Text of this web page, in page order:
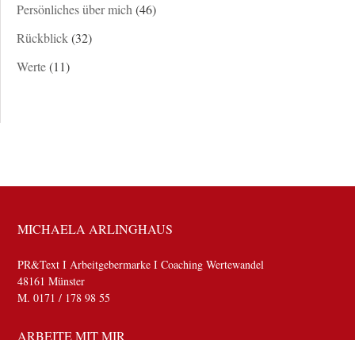
Persönliches über mich (46)
Rückblick(32)
Werte(11)
MICHAELA ARLINGHAUS
PR&Text I Arbeitgebermarke I Coaching Wertewandel
48161 Münster
M. 0171 / 178 98 55
ARBEITE MIT MIR